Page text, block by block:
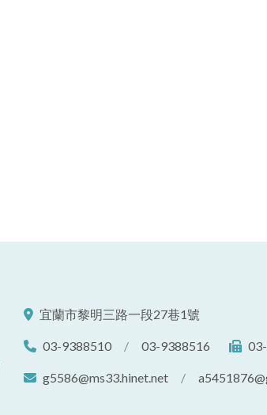
宜蘭市黎明三路一段27巷1號
03-9388510 / 03-9388516
g5586@ms33.hinet.net /